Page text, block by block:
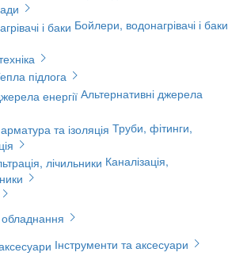
Бойлери, водонагрівачі і баки
підлога
Альтернативні джерела
Труби, фітинги,
Каналізація,
Інструменти та аксесуари